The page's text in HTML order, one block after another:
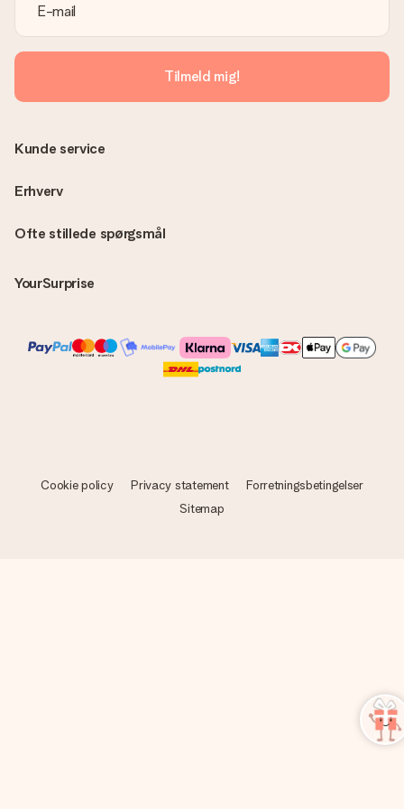
Tilmeld mig!
Ofte stillede spørgsmål
YourSurprise
Kunde service
Erhverv
Cookie policy Privacy statement
Forretningsbetingelser
Sitemap